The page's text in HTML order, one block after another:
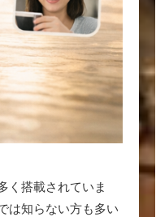
く搭載されていま
は知らない方も多い